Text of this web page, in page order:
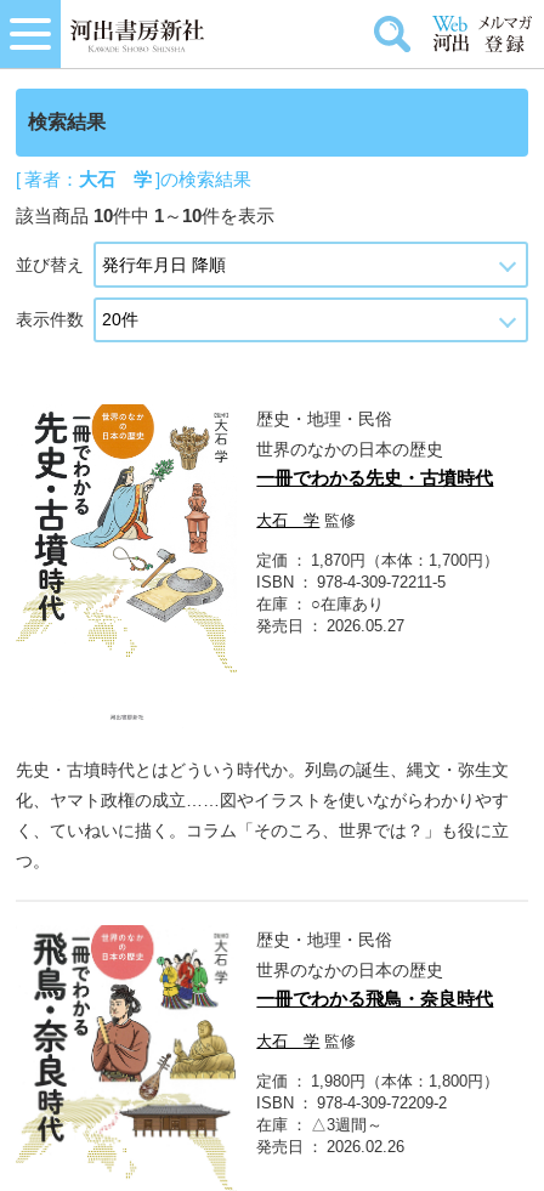
検索結果
[ 著者： 大石 学]の検索結果
該当商品 10件中 1～ 10件を表示
並び替え
表示件数
歴史・地理・民俗
世界のなかの日本の歴史
一冊でわかる先史・古墳時代
大石 学 監修
定価
1,870円（本体：1,700円）
ISBN
978-4-309-72211-5
在庫
○在庫あり
発売日
2026.05.27
先史・古墳時代とはどういう時代か。列島の誕生、縄文・弥生文
化、ヤマト政権の成立……図やイラストを使いながらわかりやす
く、ていねいに描く。コラム「そのころ、世界では？」も役に立
つ。
歴史・地理・民俗
世界のなかの日本の歴史
一冊でわかる飛鳥・奈良時代
大石 学 監修
定価
1,980円（本体：1,800円）
ISBN
978-4-309-72209-2
在庫
△3週間～
発売日
2026.02.26